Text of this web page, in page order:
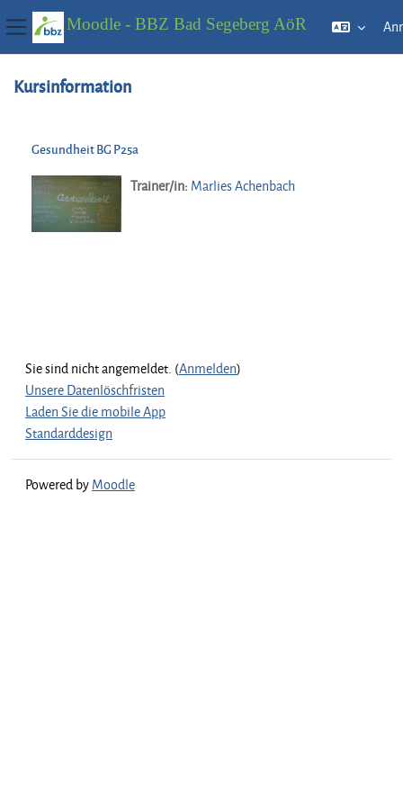
Website-Übersicht
Moodle - BBZ Bad Segeberg AöR
Kursinformation
Gesundheit BG P25a
Trainer/in: Marlies Achenbach
Sie sind nicht angemeldet. (Anmelden)
Unsere Datenlöschfristen
Laden Sie die mobile App
Standarddesign
Powered byMoodle